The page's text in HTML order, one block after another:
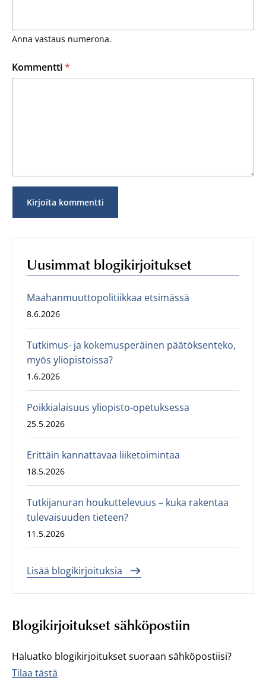
Anna vastaus numerona.
Kommentti*
Uusimmat blogikirjoitukset
Maahanmuuttopolitiikkaa etsimässä
8.6.2026
Tutkimus- ja kokemusperäinen päätöksenteko,
myös yliopistoissa?
1.6.2026
Poikkialaisuus yliopisto-opetuksessa
25.5.2026
Erittäin kannattavaa liiketoimintaa
18.5.2026
Tutkijanuran houkuttelevuus – kuka rakentaa
tulevaisuuden tieteen?
11.5.2026
Lisää blogikirjoituksia
Blogikirjoitukset sähköpostiin
Haluatko blogikirjoitukset suoraan sähköpostiisi?
Tilaa tästä